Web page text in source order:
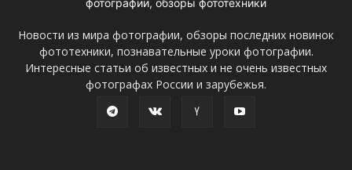
Новости из мира фотографии, обзоры последних новинок
фототехники, познавательные уроки фотографии.
Интересные статьи об известных и не очень известных
фотографах России и зарубежья.